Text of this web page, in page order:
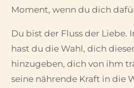
Moment, wenn du dich
Du bist der Fluss der Liebe.
hast du die Wahl, dich
hinzugeben, dich von ihm
seine nährende Kraft in die